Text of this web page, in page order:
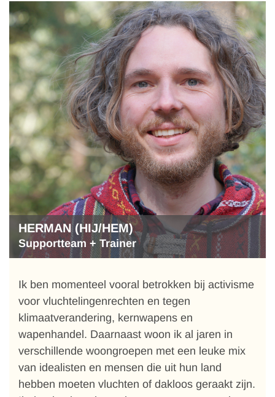
HERMAN (HIJ/HEM)
Supportteam + Trainer
Ik ben momenteel vooral betrokken bij activisme
voor vluchtelingenrechten en tegen
klimaatverandering, kernwapens en
wapenhandel. Daarnaast woon ik al jaren in
verschillende woongroepen met een leuke mix
van idealisten en mensen die uit hun land
hebben moeten vluchten of dakloos geraakt zijn.